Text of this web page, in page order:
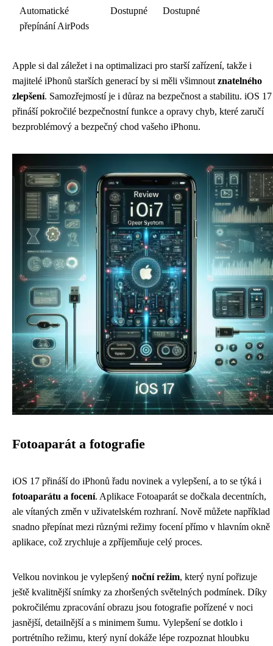
Automatické
přepínání AirPods
Dostupné Dostupné
Apple si dal záležet i na optimalizaci pro starší zařízení, takže i
majitelé iPhonů starších generací by si měli všimnout znatelného
zlepšení. Samozřejmostí je i důraz na bezpečnost a stabilitu. iOS 17
přináší pokročilé bezpečnostní funkce a opravy chyb, které zaručí
bezproblémový a bezpečný chod vašeho iPhonu.
Fotoaparát a fotografie
iOS 17 přináší do iPhonů řadu novinek a vylepšení, a to se týká i
fotoaparátu a focení. Aplikace Fotoaparát se dočkala decentních,
ale vítaných změn v uživatelském rozhraní. Nově můžete například
snadno přepínat mezi různými režimy focení přímo v hlavním okně
aplikace, což zrychluje a zpříjemňuje celý proces.
Velkou novinkou je vylepšený noční režim, který nyní pořizuje
ještě kvalitnější snímky za zhoršených světelných podmínek. Díky
pokročilému zpracování obrazu jsou fotografie pořízené v noci
jasnější, detailnější a s minimem šumu. Vylepšení se dotklo i
portrétního režimu, který nyní dokáže lépe rozpoznat hloubku